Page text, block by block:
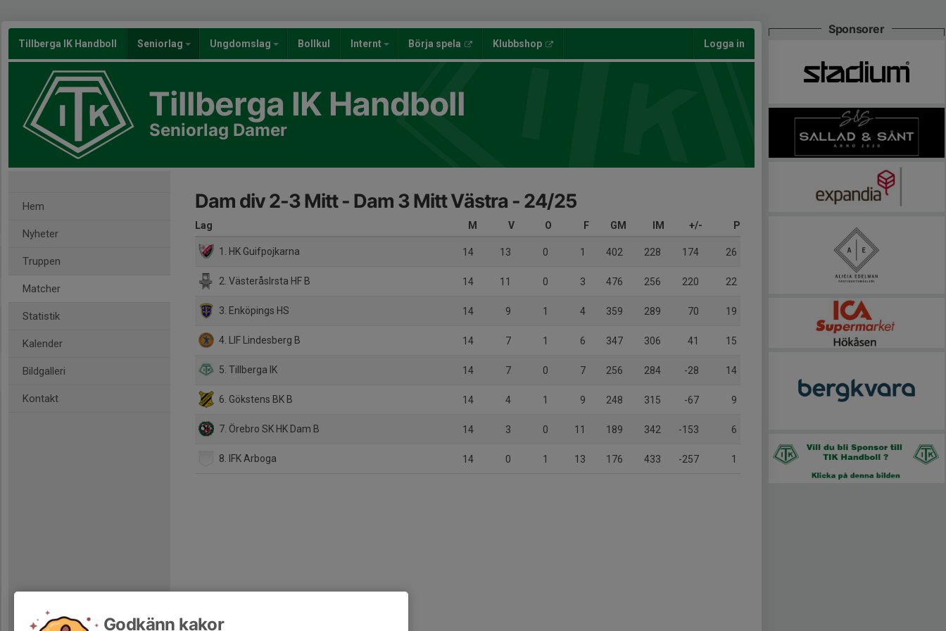
Tillberga IK Handboll Seniorlag Ungdomslag Bollkul Internt Börja spela Klubbshop Logga in
Tillberga IK Handboll
Seniorlag Damer
Hem
Nyheter
Truppen
Matcher
Statistik
Kalender
Bildgalleri
Kontakt
Dam div 2-3 Mitt - Dam 3 Mitt Västra - 24/25
Lag M V O F GM IM +/- P
1. HK Guifpojkarna 14 13 0 1 402 228 174 26
2. VästeråsIrsta HF B 14 11 0 3 476 256 220 22
3. Enköpings HS 14 9 1 4 359 289 70 19
4. LIF Lindesberg B 14 7 1 6 347 306 41 15
5. Tillberga IK 14 7 0 7 256 284 -28 14
6. Gökstens BK B 14 4 1 9 248 315 -67 9
7. Örebro SK HK Dam B 14 3 0 11 189 342 -153 6
8. IFK Arboga 14 0 1 13 176 433 -257 1
Sponsorer
Godkänn kakor